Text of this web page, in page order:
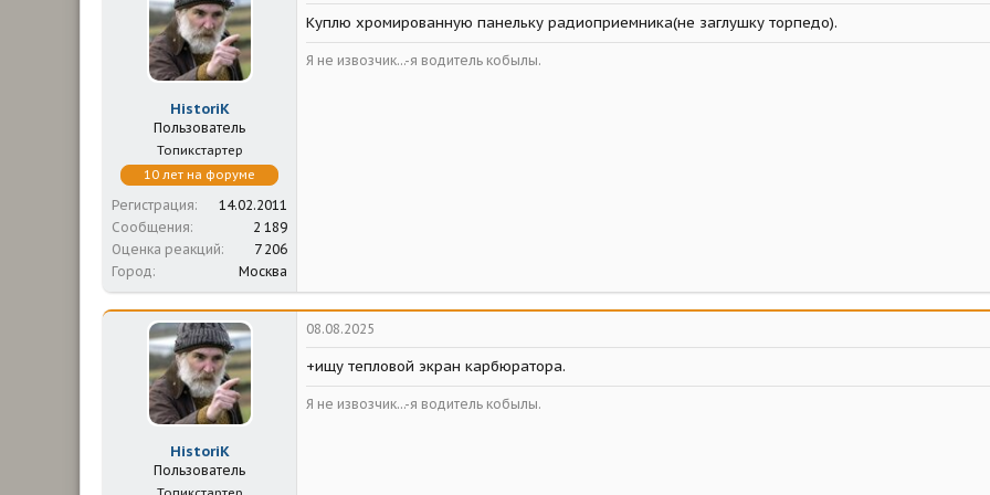
а
л
а
HistoriK
Пользователь
Топикстартер
10 лет на форуме
Регистрация
14.02.2011
Сообщения
2 189
Оценка реакций
7 206
Город
Москва
Куплю хромированную панельку радиоприемника(не заглушку торпедо).
Я не извозчик...-я водитель кобылы.
HistoriK
Пользователь
08.08.2025
+ищу тепловой экран карбюратора.
Я не извозчик...-я водитель кобылы.